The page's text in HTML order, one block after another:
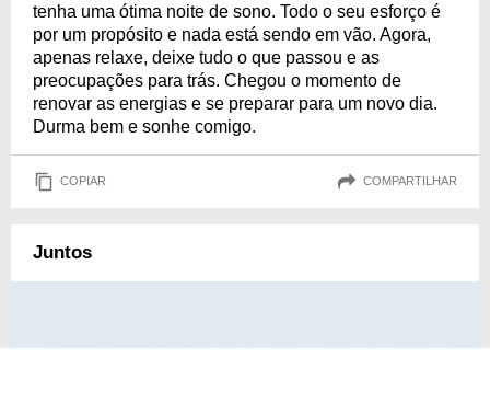
tenha uma ótima noite de sono. Todo o seu esforço é
por um propósito e nada está sendo em vão. Agora,
apenas relaxe, deixe tudo o que passou e as
preocupações para trás. Chegou o momento de
renovar as energias e se preparar para um novo dia.
Durma bem e sonhe comigo.
COPIAR COMPARTILHAR
Juntos